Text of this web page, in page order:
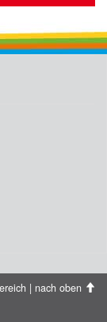
| nach oben